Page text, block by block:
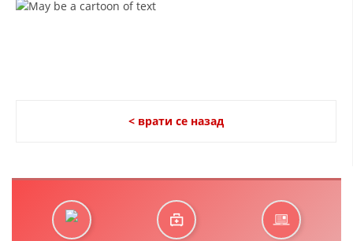
ТИМОВИ НА ООЦК ОХРИД
ПРОЕКТИ – ПОДГОТВЕНОСТ И ДЕЈСТВУВАЊЕ ПРИ КАТАСТРОФИ
< врати се назад